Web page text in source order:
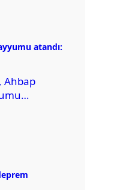
atandı:
Ahbap
İstanbul
derneğin